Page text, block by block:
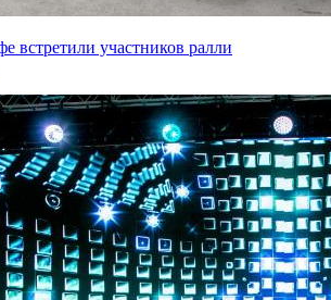
встретили участников ралли